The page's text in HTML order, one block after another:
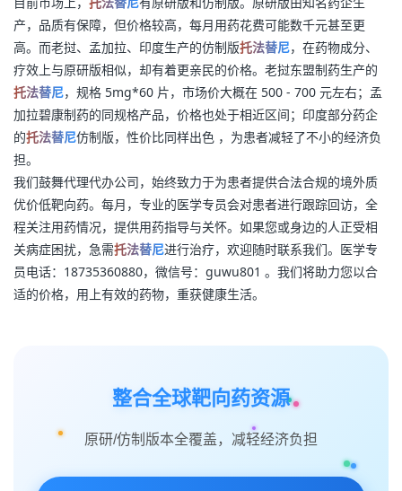
产，品质有保障，但价格较高，每月用药花费可能数千元甚至更
高。而老挝、孟加拉、印度生产的仿制版托法替尼，在药物成分、
疗效上与原研版相似，却有着更亲民的价格。老挝东盟制药生产的
托法替尼，规格 5mg*60 片，市场价大概在 500 - 700 元左右；孟
加拉碧康制药的同规格产品，价格也处于相近区间；印度部分药企
的托法替尼仿制版，性价比同样出色 ，为患者减轻了不小的经济负
担。
我们鼓舞代理代办公司，始终致力于为患者提供合法合规的境外质
优价低靶向药。每月，专业的医学专员会对患者进行跟踪回访，全
程关注用药情况，提供用药指导与关怀。如果您或身边的人正受相
关病症困扰，急需托法替尼进行治疗，欢迎随时联系我们。医学专
员电话：18735360880，微信号：guwu801 。我们将助力您以合
适的价格，用上有效的药物，重获健康生活。
整合全球靶向药资源
原研/仿制版本全覆盖，减轻经济负担